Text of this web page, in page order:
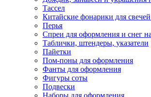
Тассел
Китайские фонарики для свечей
Перья
Спреи для оформления и снег
Таблички, штендеры, указатели
Пайетки
Пом-поны для оформления
Фанты для оформления
Фигуры соты
Подвески
Наборы для оформления